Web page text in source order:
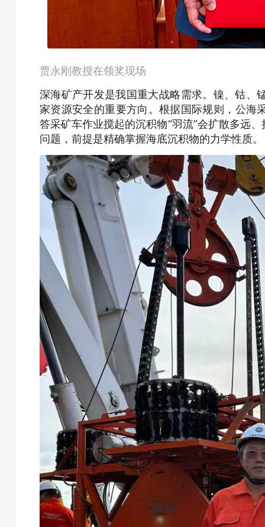
贾永刚教授在领奖现场
深海矿产开发是我国重大战略需求。镍、钴、
家资源安全的重要方向。根据国际规则，公海
答采矿车作业搅起的沉积物“羽流”会扩散多远
问题，前提是精确掌握海底沉积物的力学性质。